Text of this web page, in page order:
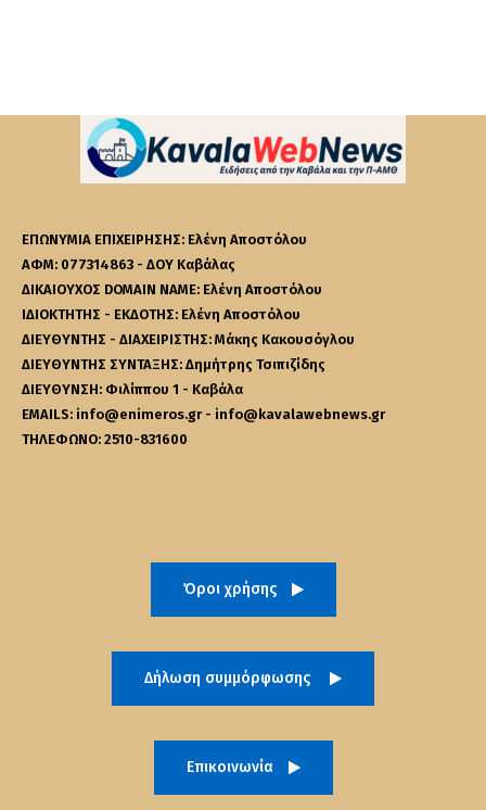
ΕΠΩΝΥΜΙΑ ΕΠΙΧΕΙΡΗΣΗΣ: Ελένη Αποστόλου
ΑΦΜ: 077314863 - ΔΟΥ Καβάλας
ΔΙΚΑΙΟΥΧΟΣ DOMAIN NAME: Ελένη Αποστόλου
ΙΔΙΟΚΤΗΤΗΣ - ΕΚΔΟΤΗΣ: Ελένη Αποστόλου
ΔΙΕΥΘΥΝΤΗΣ - ΔΙΑΧΕΙΡΙΣΤΗΣ: Μάκης Κακουσόγλου
ΔΙΕΥΘΥΝΤΗΣ ΣΥΝΤΑΞΗΣ: Δημήτρης Τσιπιζίδης
ΔΙΕΥΘΥΝΣΗ: Φιλίππου 1 - Καβάλα
EMAILS: info@enimeros.gr - info@kavalawebnews.gr
ΤΗΛΕΦΩΝΟ: 2510-831600
Όροι χρήσης
Δήλωση συμμόρφωσης
Επικοινωνία